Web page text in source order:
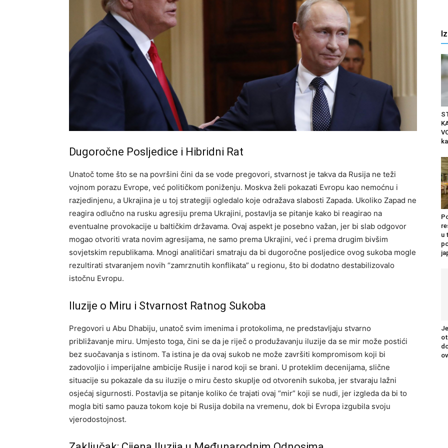
Dugoročne Posljedice i Hibridni Rat
Unatoč tome što se na površini čini da se vode pregovori, stvarnost je takva da Rusija ne teži
vojnom porazu Evrope, već političkom poniženju. Moskva želi pokazati Evropu kao nemoćnu i
razjedinjenu, a Ukrajina je u toj strategiji ogledalo koje odražava slabosti Zapada. Ukoliko Zapad ne
reagira odlučno na rusku agresiju prema Ukrajini, postavlja se pitanje kako bi reagirao na
eventualne provokacije u baltičkim državama. Ovaj aspekt je posebno važan, jer bi slab odgovor
mogao otvoriti vrata novim agresijama, ne samo prema Ukrajini, već i prema drugim bivšim
sovjetskim republikama. Mnogi analitičari smatraju da bi dugoročne posljedice ovog sukoba mogle
rezultirati stvaranjem novih “zamrznutih konflikata” u regionu, što bi dodatno destabilizovalo
istočnu Evropu.
Iluzije o Miru i Stvarnost Ratnog Sukoba
Pregovori u Abu Dhabiju, unatoč svim imenima i protokolima, ne predstavljaju stvarno
približavanje miru. Umjesto toga, čini se da je riječ o produžavanju iluzije da se mir može postići
bez suočavanja s istinom. Ta istina je da ovaj sukob ne može završiti kompromisom koji bi
zadovoljio i imperijalne ambicije Rusije i narod koji se brani. U proteklim decenijama, slične
situacije su pokazale da su iluzije o miru često skuplje od otvorenih sukoba, jer stvaraju lažni
osjećaj sigurnosti. Postavlja se pitanje koliko će trajati ovaj “mir” koji se nudi, jer izgleda da bi to
mogla biti samo pauza tokom koje bi Rusija dobila na vremenu, dok bi Evropa izgubila svoju
vjerodostojnost.
u